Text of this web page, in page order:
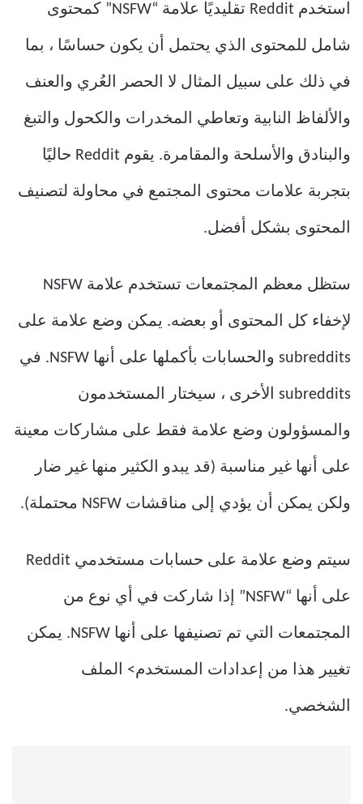
استخدم Reddit تقليديًا علامة “NSFW” كمحتوى
شامل للمحتوى الذي يحتمل أن يكون حساسًا ، بما
في ذلك على سبيل المثال لا الحصر العُري والعنف
والألفاظ النابية وتعاطي المخدرات والكحول والتبغ
والبنادق والأسلحة والمقامرة. يقوم Reddit حاليًا
بتجربة علامات محتوى المجتمع في محاولة لتصنيف
المحتوى بشكل أفضل.
ستظل معظم المجتمعات تستخدم علامة NSFW
لإخفاء كل المحتوى أو بعضه. يمكن وضع علامة على
subreddits والحسابات بأكملها على أنها NSFW. في
subreddits الأخرى ، سيختار المستخدمون
والمسؤولون وضع علامة فقط على مشاركات معينة
على أنها غير مناسبة (قد يبدو الكثير منها غير ضار
ولكن يمكن أن يؤدي إلى مناقشات NSFW محتملة).
سيتم وضع علامة على حسابات مستخدمي Reddit
على أنها “NSFW” إذا شاركت في أي نوع من
المجتمعات التي تم تصنيفها على أنها NSFW. يمكن
تغيير هذا من إعدادات المستخدم> الملف
الشخصي.